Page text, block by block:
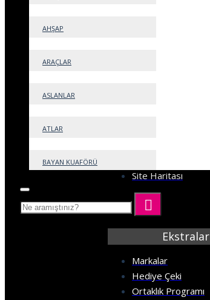
AHŞAP
ARAÇLAR
ASLANLAR
ATLAR
BAYAN KUAFÖRÜ
Site Haritası
Ekstralar
Markalar
Hediye Çeki
Ortaklık Programı